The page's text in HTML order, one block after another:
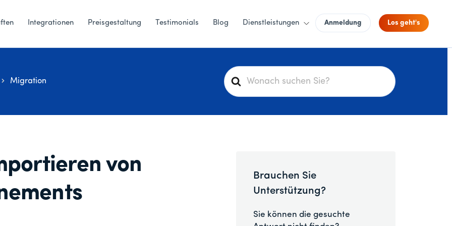
Integrationen Preisgestaltung Testimonials Blog Dienstleistungen Anmeldung Los geht's
S
u
Migration
von
Brauchen Sie
Unterstützung?
Sie können die gesuchte